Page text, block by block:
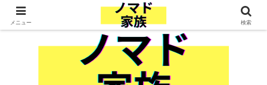
家族で目指す海外移住
メニュー 検索